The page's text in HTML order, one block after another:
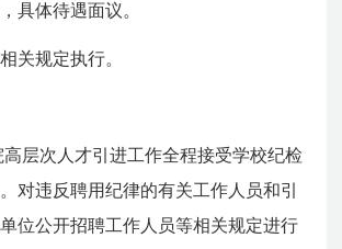
具体待遇面议。
关规定执行。
层次人才引进工作全程接受学校纪检
对违反聘用纪律的有关工作人员和引
位公开招聘工作人员等相关规定进行